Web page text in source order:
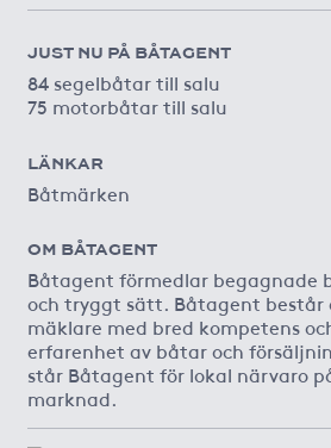
JUST NU PÅ BÅTAGENT
84 segelbåtar till salu
75 motorbåtar till salu
LÄNKAR
Båtmärken
OM BÅTAGENT
Båtagent förmedlar begagnade
och tryggt sätt. Båtagent består
mäklare med bred kompetens
erfarenhet av båtar och
står Båtagent för lokal närvaro
marknad.